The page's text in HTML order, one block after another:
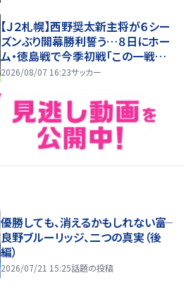
【Ｊ２札幌】西野奨太新主将が６シー
ズンぶり開幕勝利誓う…８日にホー
ム・徳島戦で今季初戦「この一戦で
どういうシーズンを歩めるかが決ま
2026/08/07 16:23サッカー
優勝しても、消えるかもしれない――富
良野ブルーリッジ、二つの真実（後
編）
2026/07/21 15:25話題の投稿